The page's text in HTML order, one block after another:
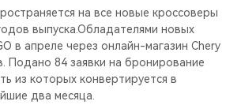
на все новые кроссоверы
выпуска.Обладателями новых
в апреле через онлайн-магазин Chery
Подано 84 заявки на бронирование
из которых конвертируется в
два месяца.